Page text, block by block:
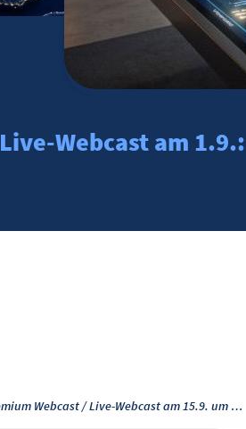
Live-Webcast am
Premium Webcast / Live-Webcast am 15.9. um 11 Uhr